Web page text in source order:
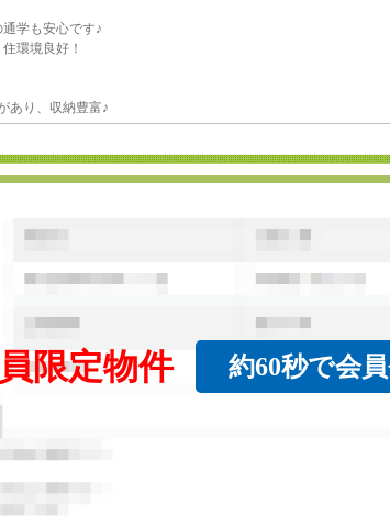
学も安心です♪
環境良好！
あり、収納豊富♪
限定物件 約60秒で会